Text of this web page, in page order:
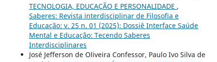
TECNOLOGIA, EDUCAÇÃO E PERSONALIDADE ,
Saberes: Revista interdisciplinar de Filosofia e
Educação: v. 25 n. 01 (2025): Dossiê Interface Saúde
Mental e Educação: Tecendo Saberes
Interdisciplinares
José Jefferson de Oliveira Confessor, Paulo Ivo Silva de